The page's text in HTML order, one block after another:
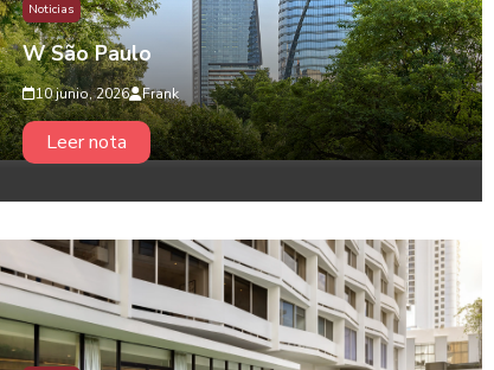
Noticias
W São Paulo
10 junio, 2026 Frank
Leer nota